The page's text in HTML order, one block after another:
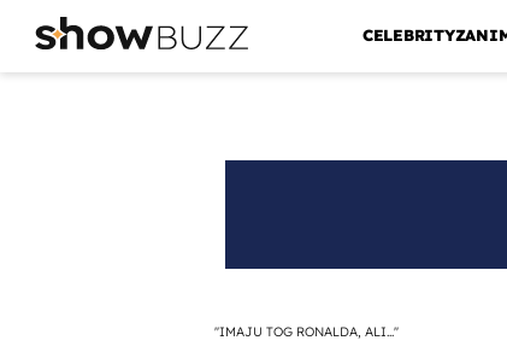
CELEBRITY
''IMAJU TOG RONALDA, ALI...''